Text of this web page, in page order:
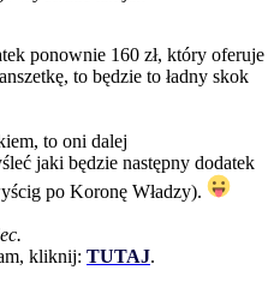
ponownie 160 zł, który oferuje
to będzie to ładny skok
to oni dalej
jaki będzie następny dodatek
po Koronę Władzy).
kliknij: TUTAJ.